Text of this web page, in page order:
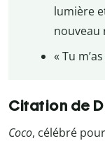
lumière
nouveau
« Tu
Citation de
Coco, célébré